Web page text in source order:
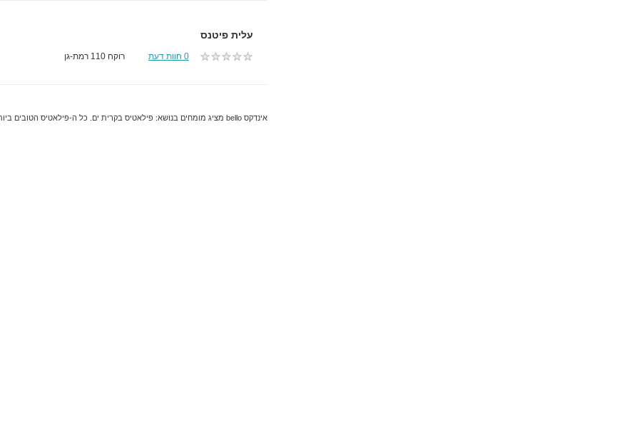
עלית פיטנס
0 חוות דעת רוקח 110 רמת-גן
אינדקס bello מציג מומחים בנושא: פילאטיס בקרית ים. כל ה-פילאטיס הטובים ביותר והמקצועיים ביותר בקרית ים.